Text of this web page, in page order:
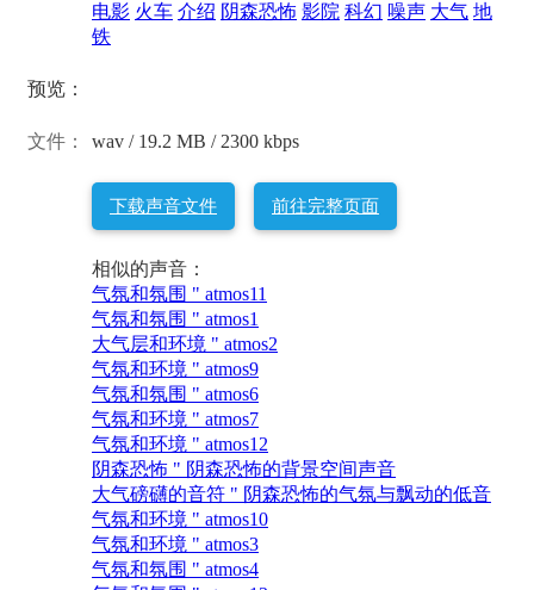
电影 火车 介绍 阴森恐怖 影院 科幻 噪声 大气 地
铁
预览：
文件： wav / 19.2 MB / 2300 kbps
下载声音文件 前往完整页面
相似的声音：
气氛和氛围 " atmos11
气氛和氛围 " atmos1
大气层和环境 " atmos2
气氛和环境 " atmos9
气氛和氛围 " atmos6
气氛和环境 " atmos7
气氛和环境 " atmos12
阴森恐怖 " 阴森恐怖的背景空间声音
大气磅礴的音符 " 阴森恐怖的气氛与飘动的低音
气氛和环境 " atmos10
气氛和环境 " atmos3
气氛和氛围 " atmos4